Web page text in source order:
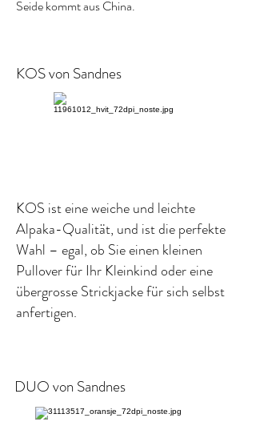
Seide kommt aus China.
KOS von Sandnes
KOS ist eine weiche und leichte
Alpaka-Qualität, und ist die perfekte
Wahl – egal, ob Sie einen kleinen
Pullover für Ihr Kleinkind oder eine
übergrosse Strickjacke für sich selbst
anfertigen.
DUO von Sandnes